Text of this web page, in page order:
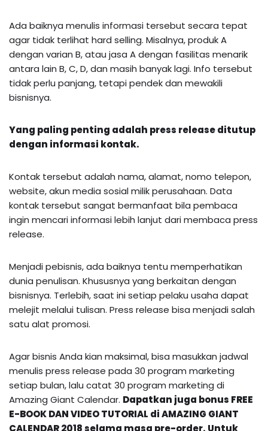
Ada baiknya menulis informasi tersebut secara tepat
agar tidak terlihat hard selling. Misalnya, produk A
dengan varian B, atau jasa A dengan fasilitas menarik
antara lain B, C, D, dan masih banyak lagi. Info tersebut
tidak perlu panjang, tetapi pendek dan mewakili
bisnisnya.
Yang paling penting adalah press release ditutup
dengan informasi kontak.
Kontak tersebut adalah nama, alamat, nomo telepon,
website, akun media sosial milik perusahaan. Data
kontak tersebut sangat bermanfaat bila pembaca
ingin mencari informasi lebih lanjut dari membaca press
release.
Menjadi pebisnis, ada baiknya tentu memperhatikan
dunia penulisan. Khususnya yang berkaitan dengan
bisnisnya. Terlebih, saat ini setiap pelaku usaha dapat
melejit melalui tulisan. Press release bisa menjadi salah
satu alat promosi.
Agar bisnis Anda kian maksimal, bisa masukkan jadwal
menulis press release pada 30 program marketing
setiap bulan, lalu catat 30 program marketing di
Amazing Giant Calendar. Dapatkan juga bonus FREE
E-BOOK DAN VIDEO TUTORIAL di AMAZING GIANT
CALENDAR 2018 selama masa pre-order. Untuk